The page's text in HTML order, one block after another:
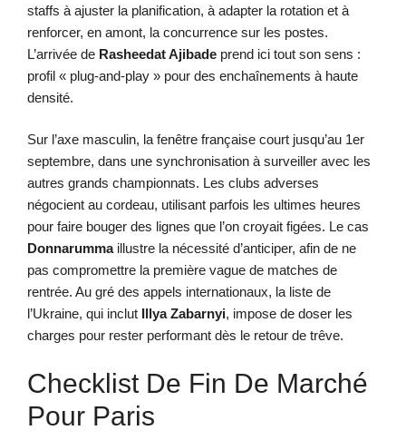
staffs à ajuster la planification, à adapter la rotation et à
renforcer, en amont, la concurrence sur les postes.
L’arrivée de Rasheedat Ajibade prend ici tout son sens :
profil « plug-and-play » pour des enchaînements à haute
densité.
Sur l’axe masculin, la fenêtre française court jusqu’au 1er
septembre, dans une synchronisation à surveiller avec les
autres grands championnats. Les clubs adverses
négocient au cordeau, utilisant parfois les ultimes heures
pour faire bouger des lignes que l’on croyait figées. Le cas
Donnarummaillustre la nécessité d’anticiper, afin de ne
pas compromettre la première vague de matches de
rentrée. Au gré des appels internationaux, la liste de
l’Ukraine, qui inclut Illya Zabarnyi, impose de doser les
charges pour rester performant dès le retour de trêve.
Checklist De Fin De Marché
Pour Paris